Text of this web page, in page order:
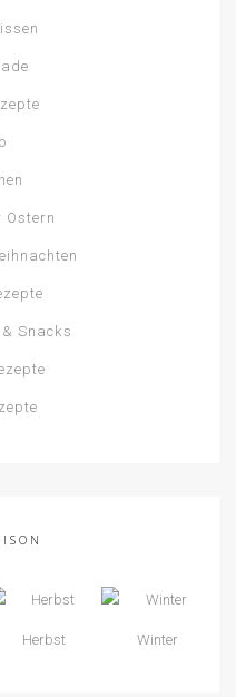
Ostern
Snacks
Herbst Winter